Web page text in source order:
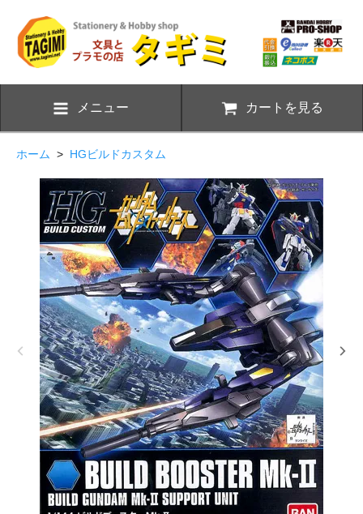
メニュー カートを見る
ホーム > HGビルドカスタム